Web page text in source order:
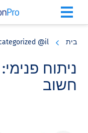
בית @il
ניתוח
חשוב